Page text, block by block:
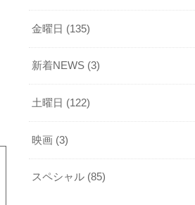
金曜日 (135)
新着NEWS (3)
土曜日 (122)
映画 (3)
スペシャル (85)